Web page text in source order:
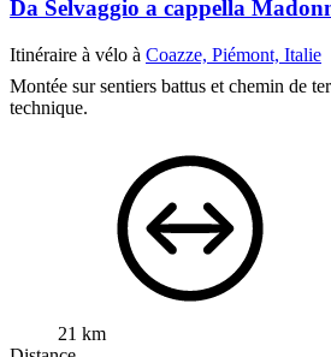
Da Selvaggio a cappella
Itinéraire à vélo à Coazze, Piémont, Italie
Montée sur sentiers battus et chemin de
technique.
21 km